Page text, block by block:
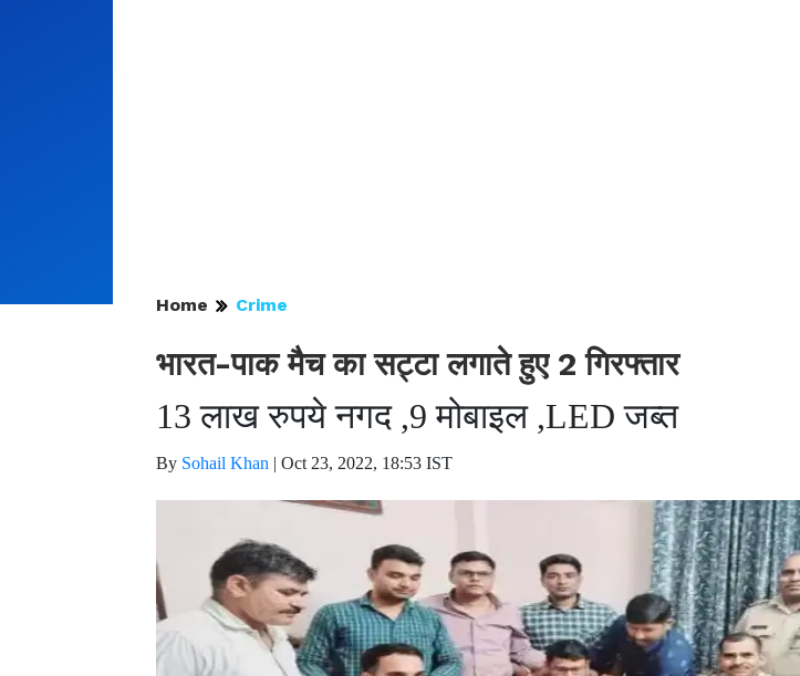
Home Crime
भारत-पाक मैच का सट्टा लगाते हुए 2 गिरफ्तार
13 लाख रुपये नगद ,9 मोबाइल ,LED जब्त
By Sohail Khan | Oct 23, 2022, 18:53 IST